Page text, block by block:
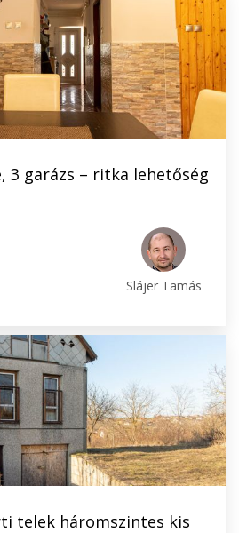
3 garázs – ritka lehetőség
Slájer Tamás
telek háromszintes kis